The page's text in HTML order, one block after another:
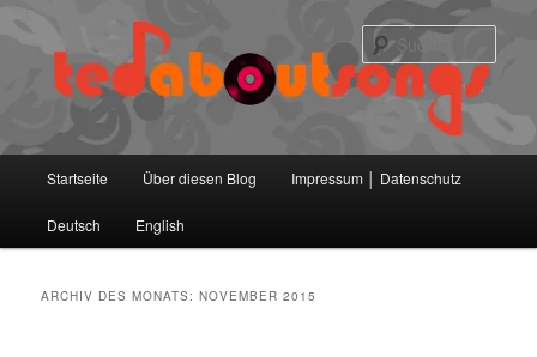
springen
springen
Startseite Über diesen Blog Impressum │ Datenschutz
Deutsch English
ARCHIV DES MONATS:NOVEMBER 2015